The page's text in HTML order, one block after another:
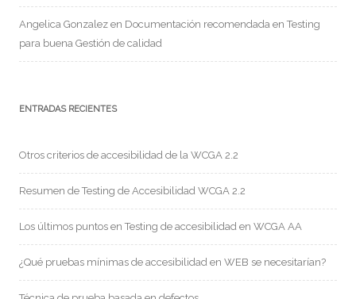
Angelica Gonzalez en Documentación recomendada en Testing
para buena Gestión de calidad
ENTRADAS RECIENTES
Otros criterios de accesibilidad de la WCGA 2.2
Resumen de Testing de Accesibilidad WCGA 2.2
Los últimos puntos en Testing de accesibilidad en WCGA AA
¿Qué pruebas mínimas de accesibilidad en WEB se necesitarían?